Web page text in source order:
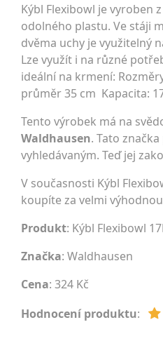
Kýbl Flexibowl je vyroben
odolného plastu. Ve stáji
dvěma uchy je využitelný
Lze využít i na různé
ideální na krmení:
průměr 35 cm Kapacita:
Tento výrobek má na
Waldhausen. Tato
vyhledávaným. Teď jej
V současnosti Kýbl
koupíte za velmi
Produkt: Kýbl Flexibowl
Značka: Waldhausen
Cena: 324 Kč
Hodnocení produktu: